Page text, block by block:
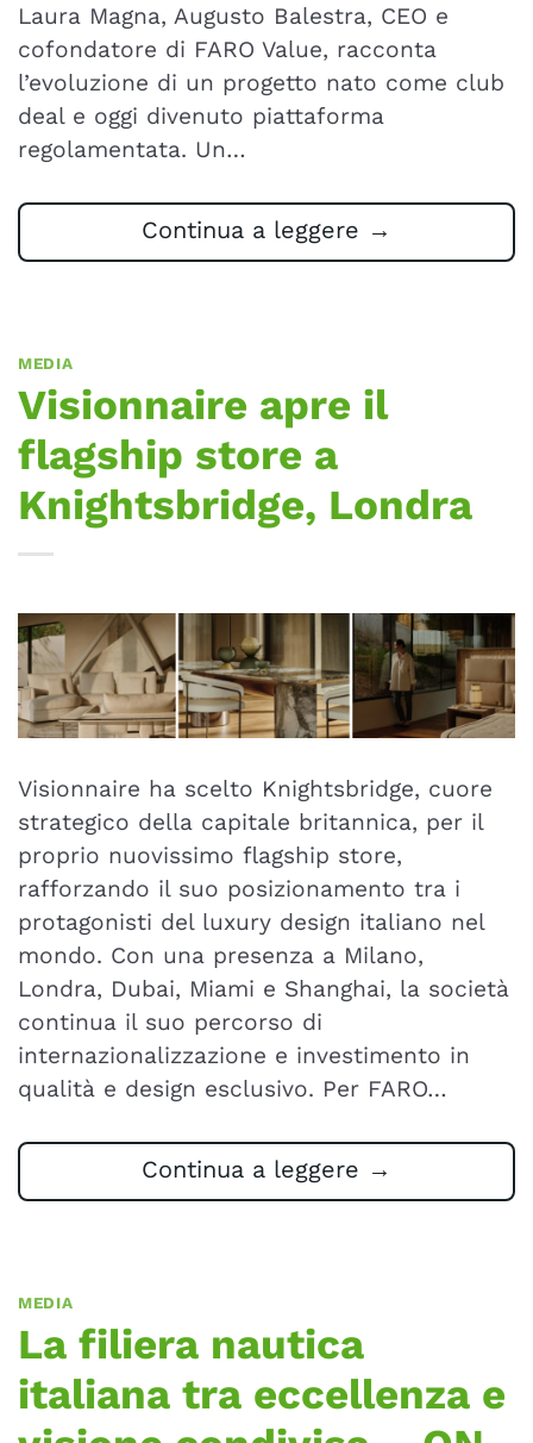
Laura Magna, Augusto Balestra, CEO e
cofondatore di FARO Value, racconta
l’evoluzione di un progetto nato come club
deal e oggi divenuto piattaforma
regolamentata. Un…
Continua a leggere →
MEDIA
Visionnaire apre il
flagship store a
Knightsbridge, Londra
Visionnaire ha scelto Knightsbridge, cuore
strategico della capitale britannica, per il
proprio nuovissimo flagship store,
rafforzando il suo posizionamento tra i
protagonisti del luxury design italiano nel
mondo. Con una presenza a Milano,
Londra, Dubai, Miami e Shanghai, la società
continua il suo percorso di
internazionalizzazione e investimento in
qualità e design esclusivo. Per FARO…
Continua a leggere →
MEDIA
La filiera nautica
italiana tra eccellenza e